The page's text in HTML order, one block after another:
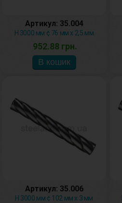
Артикул: 35.004
H 3000 мм ¢ 76 мм х 2,5 мм
952.88 грн.
Артикул: 35.006
H 3000 мм ¢ 102 мм х 3 мм